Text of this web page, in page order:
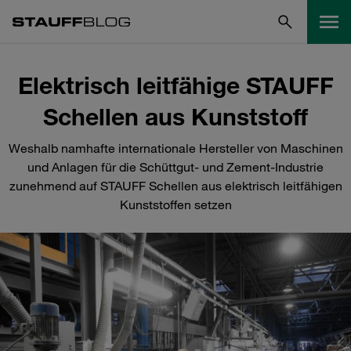
Elektrisch leitfähige STAUFF
Schellen aus Kunststoff
Weshalb namhafte internationale Hersteller von Maschinen
und Anlagen für die Schüttgut- und Zement-Industrie
zunehmend auf STAUFF Schellen aus elektrisch leitfähigen
Kunststoffen setzen